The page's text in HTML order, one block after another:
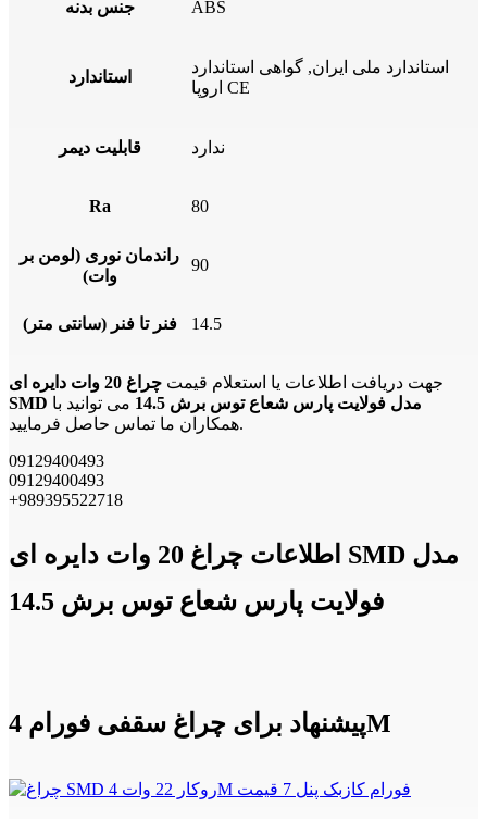
جنس بدنه ABS
استاندارد
استاندارد ملی ایران, گواهی استاندارد
اروپا CE
قابلیت دیمر ندارد
Ra 80
راندمان نوری (لومن بر
وات)
90
فنر تا فنر (سانتی متر) 14.5
جهت دریافت اطلاعات یا استعلام قیمت
چراغ 20 وات دایره ای
SMD مدل فولایت پارس شعاع توس برش 14.5
می توانید با
همکاران ما تماس حاصل فرمایید.
09129400493
09129400493
+989395522718
اطلاعات چراغ 20 وات دایره ای SMD مدل
فولایت پارس شعاع توس برش 14.5
پیشنهاد برای چراغ سقفی فورام 4M